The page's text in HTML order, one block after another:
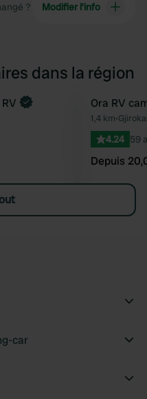
? Modifier l’info
dans la région
Préféré
Reserve
Ora RV
1,4 km•
4.24 59
Depuis
car